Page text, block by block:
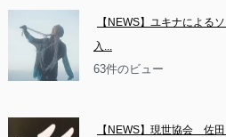
【NEWS】ユキナによる
入...
63件のビュー
【NEWS】現世協会　佐